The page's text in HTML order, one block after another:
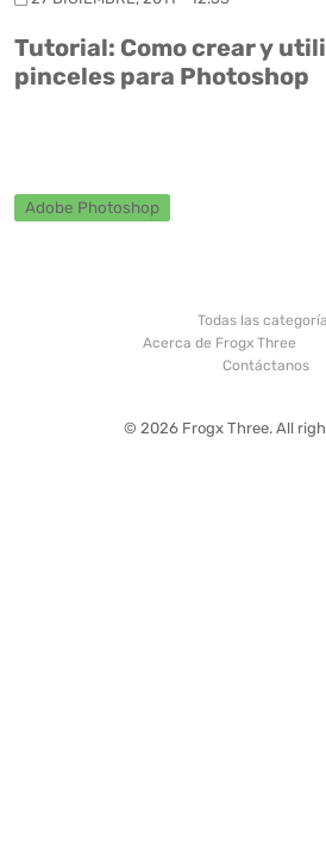
Tutorial: Como crear y
pinceles para Photoshop
Adobe Photoshop
Todas las
Acerca de Frogx Three
Contáctanos
© 2026 Frogx Three. All